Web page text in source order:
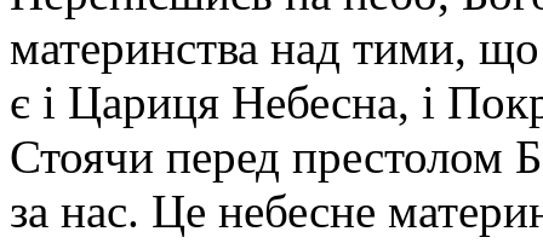
материнства над тими,
є і Цариця Небесна, і
Стоячи перед престолом
за нас. Це небесне